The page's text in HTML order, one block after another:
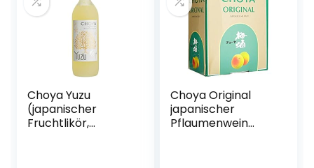
Choya Yuzu
(japanischer
Fruchtlikör,
Choya Original
japanischer
Pflaumenwein